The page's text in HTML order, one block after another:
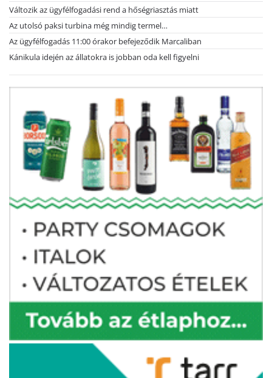
Változik az ügyfélfogadási rend a hőségriasztás miatt
Az utolsó paksi turbina még mindig termel…
Az ügyfélfogadás 11:00 órakor befejeződik Marcaliban
Kánikula idején az állatokra is jobban oda kell figyelni